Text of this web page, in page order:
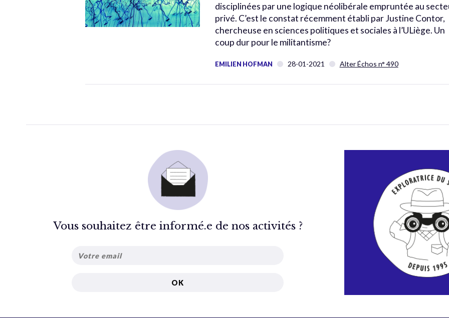
disciplinées par une logique néolibérale empruntée au
privé. C’est le constat récemment établi par Justine Contor,
chercheuse en sciences politiques et sociales à l’ULiège. Un
coup dur pour le militantisme?
EMILIEN HOFMAN 28-01-2021 Alter Échos n° 490
Vous souhaitez être informé.e de nos activités ?